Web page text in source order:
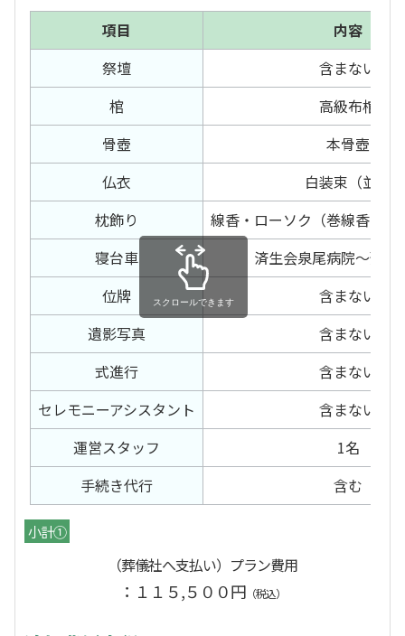
項目
内容
祭壇
含まない
棺
高級布棺
骨壺
本骨壺
仏衣
白装束（並）
枕飾り
線香・ローソク（巻線香・電
寝台車
済生会泉尾病院～預り
位牌
含まない
遺影写真
含まない
式進行
含まない
セレモニーアシスタント
含まない
運営スタッフ
1名
手続き代行
含む
スクロールできます
小計①
（葬儀社へ支払い）プラン費用
：１１５,５００円 （税込）